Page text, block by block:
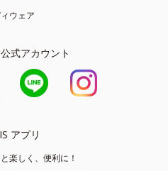
ウェア
式アカウント
アプリ
楽しく、便利に！